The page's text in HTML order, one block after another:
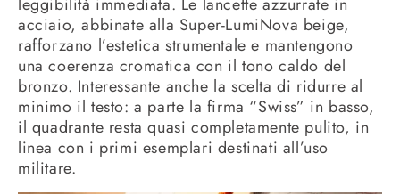
leggibilità immediata. Le lancette azzurrate in
acciaio, abbinate alla Super-LumiNova beige,
rafforzano l’estetica strumentale e mantengono
una coerenza cromatica con il tono caldo del
bronzo. Interessante anche la scelta di ridurre al
minimo il testo: a parte la firma “Swiss” in basso,
il quadrante resta quasi completamente pulito, in
linea con i primi esemplari destinati all’uso
militare.